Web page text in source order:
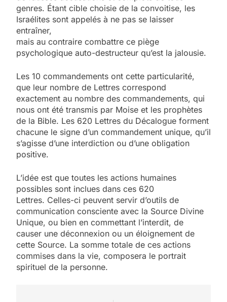
genres. Étant cible choisie de la convoitise, les
Israélites sont appelés à ne pas se laisser
entraîner,
mais au contraire combattre ce piège
psychologique auto-destructeur qu’est la jalousie.
Les 10 commandements ont cette particularité,
que leur nombre de Lettres correspond
exactement au nombre des commandements, qui
nous ont été transmis par Moise et les prophètes
de la Bible. Les 620 Lettres du Décalogue forment
chacune le signe d’un commandement unique, qu’il
s’agisse d’une interdiction ou d’une obligation
positive.
L’idée est que toutes les actions humaines
possibles sont inclues dans ces 620
Lettres. Celles-ci peuvent servir d’outils de
communication consciente avec la Source Divine
Unique, ou bien en commettant l’interdit, de
causer une déconnexion ou un éloignement de
cette Source. La somme totale de ces actions
commises dans la vie, composera le portrait
spirituel de la personne.
5
2025, l’année la plus
meurtrière selon le
l’antisémitisme